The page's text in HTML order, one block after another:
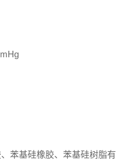
苯基硅橡胶、苯基硅树脂